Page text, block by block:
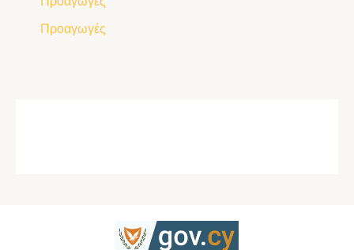
Προαγωγές